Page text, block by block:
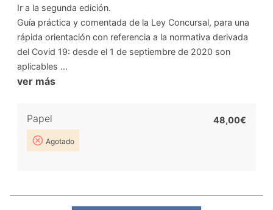
Ir a la segunda edición.
Guía práctica y comentada de la Ley Concursal, para una
rápida orientación con referencia a la normativa derivada
del Covid 19: desde el 1 de septiembre de 2020 son
aplicables ...
ver más
Papel
Agotado
48,00€